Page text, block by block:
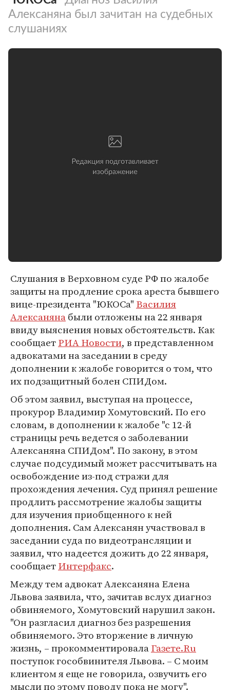
Алексаняна был зачитан на судебных
слушаниях
Слушания в Верховном суде РФ по жалобе
защиты на продление срока ареста бывшего
вице-президента "ЮКОСа" Василия
Алексанянабыли отложены на 22 января
ввиду выяснения новых обстоятельств. Как
сообщаетРИА Новости, в представленном
адвокатами на заседании в среду
дополнении к жалобе говорится о том, что
их подзащитный болен СПИДом.
Об этом заявил, выступая на процессе,
прокурор Владимир Хомутовский. По его
словам, в дополнении к жалобе "с 12-й
страницы речь ведется о заболевании
Алексаняна СПИДом". По закону, в этом
случае подсудимый может рассчитывать на
освобождение из-под стражи для
прохождения лечения. Суд принял решение
продлить рассмотрение жалобы защиты
для изучения приобщенного к ней
дополнения. Сам Алексанян участвовал в
заседании суда по видеотрансляции и
заявил, что надеется дожить до 22 января,
сообщаетИнтерфакс.
Между тем адвокат Алексаняна Елена
Львова заявила, что, зачитав вслух диагноз
обвиняемого, Хомутовский нарушил закон.
"Он разгласил диагноз без разрешения
обвиняемого. Это вторжение в личную
жизнь, – прокомментировалаГазете.Ru
поступок гособвинителя Львова. – С моим
клиентом я еще не говорила, озвучить его
мысли по этому поводу пока не могу".